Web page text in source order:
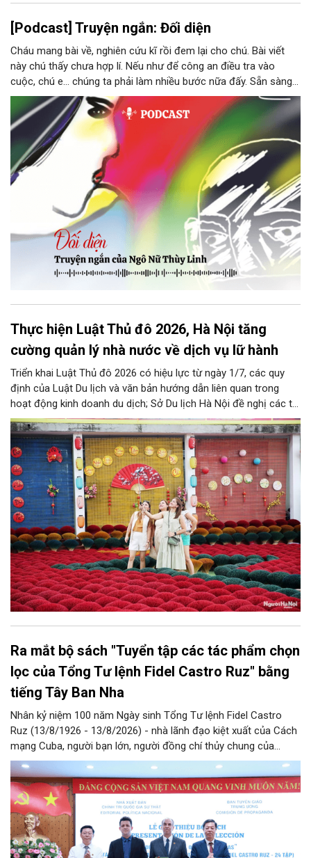
[Podcast] Truyện ngắn: Đối diện
Cháu mang bài về, nghiên cứu kĩ rồi đem lại cho chú. Bài viết
này chú thấy chưa hợp lí. Nếu như để công an điều tra vào
cuộc, chú e… chúng ta phải làm nhiều bước nữa đấy. Sẵn sàng
thì tiếp tục nhé! Chú Minh cầm tập bài viết đưa lại cho Thy. Cô
ngại ngùng đỡ lấy. Đây là lần thứ ba, loạt bài phóng sự của mình
bị Tổng biên tập kêu lên để trả lại...
Thực hiện Luật Thủ đô 2026, Hà Nội tăng
cường quản lý nhà nước về dịch vụ lữ hành
Triển khai Luật Thủ đô 2026 có hiệu lực từ ngày 1/7, các quy
định của Luật Du lịch và văn bản hướng dẫn liên quan trong
hoạt động kinh doanh du dịch; Sở Du lịch Hà Nội đề nghị các tổ
chức, đơn vị, doanh nghiệp kinh doanh dịch vụ lữ hành trên địa
bàn thành phố thực hiện một số nội dung quan trọng. Qua đó
góp phần thực hiện thắng lợi các mục tiêu phát triển du lịch Hà
Nội năm 2026 và giai đoạn tiếp theo.
Ra mắt bộ sách "Tuyển tập các tác phẩm chọn
lọc của Tổng Tư lệnh Fidel Castro Ruz" bằng
tiếng Tây Ban Nha
Nhân kỷ niệm 100 năm Ngày sinh Tổng Tư lệnh Fidel Castro
Ruz (13/8/1926 - 13/8/2026) - nhà lãnh đạo kiệt xuất của Cách
mạng Cuba, người bạn lớn, người đồng chí thủy chung của
Đảng, Nhà nước và nhân dân Việt Nam, chiều 5/8, tại Hà Nội,
Nhà xuất bản Chính trị quốc gia Sự thật phối hợp với Ban Tuyên
giáo Trung ương tổ chức Lễ giới thiệu bộ sách “Tuyển tập các
tác phẩm chọn lọc của Tổng Tư lệnh Fidel Castro Ruz” gồm 24
tập bằng tiếng Tây Ban Nha.